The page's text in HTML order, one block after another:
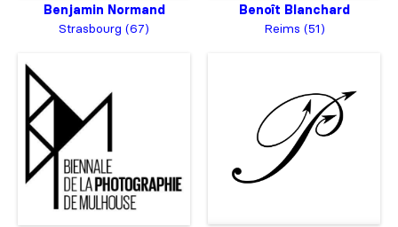
Benjamin Normand
Strasbourg (67)
Benoît Blanchard
Reims (51)